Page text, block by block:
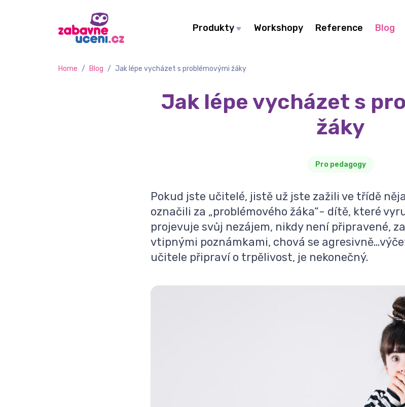
Produkty Workshopy Reference Blog
Home / Blog / Jak lépe vycházet s problémovými žáky
Jak lépe vycházet s
žáky
Pro pedagogy
Pokud jste učitelé, jistě už jste zažili ve třídě
označili za „problémového žáka“- dítě, které
projevuje svůj nezájem, nikdy není připravené,
vtipnými poznámkami, chová se
učitele připraví o trpělivost, je nekonečný.